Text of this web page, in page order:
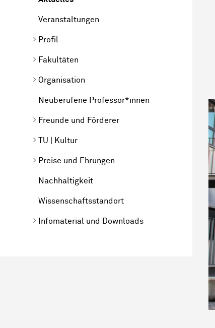
Veranstaltungen
Profil
Fakultäten
Organisation
Neuberufene Professor*innen
Freunde und Förderer
TU | Kultur
Preise und Ehrungen
Nachhaltigkeit
Wissenschaftsstandort
Infomaterial und Downloads